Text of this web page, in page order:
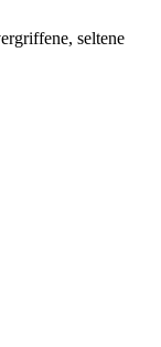
seltene